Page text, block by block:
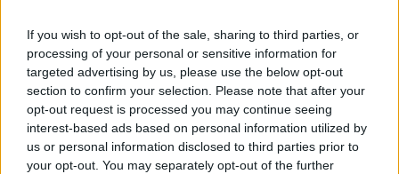
If you wish to opt-out of the sale, sharing to third parties, or
processing of your personal or sensitive information for
targeted advertising by us, please use the below opt-out
section to confirm your selection. Please note that after your
opt-out request is processed you may continue seeing
interest-based ads based on personal information utilized by
us or personal information disclosed to third parties prior to
your opt-out. You may separately opt-out of the further
Resterend oefenprogramma Ajax: waar zijn de
duels te zien
Ajax groeit onder Míchel, maar transfermarkt
blijft cruciaal